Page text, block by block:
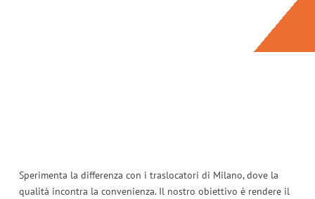
Sperimenta la differenza con i traslocatori di Milano, dove la
qualità incontra la convenienza. Il nostro obiettivo è rendere il